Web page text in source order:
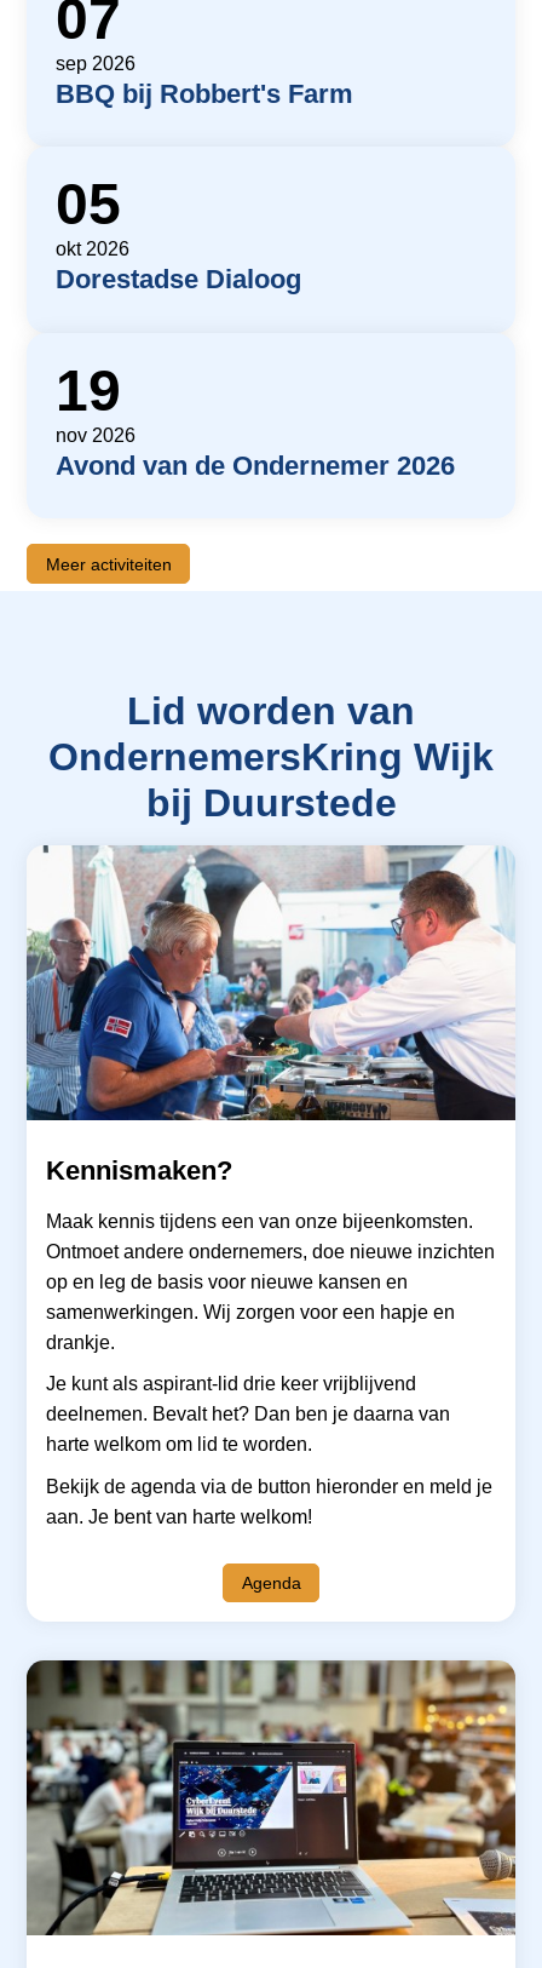
07
sep 2026
BBQ bij Robbert's Farm
05
okt 2026
Dorestadse Dialoog
19
nov 2026
Avond van de Ondernemer 2026
Meer activiteiten
Lid worden van
OndernemersKring Wijk
bij Duurstede
Kennismaken?
Maak kennis tijdens een van onze bijeenkomsten.
Ontmoet andere ondernemers, doe nieuwe inzichten
op en leg de basis voor nieuwe kansen en
samenwerkingen. Wij zorgen voor een hapje en
drankje.
Je kunt als aspirant-lid drie keer vrijblijvend
deelnemen. Bevalt het? Dan ben je daarna van
harte welkom om lid te worden.
Bekijk de agenda via de button hieronder en meld je
aan. Je bent van harte welkom!
Agenda